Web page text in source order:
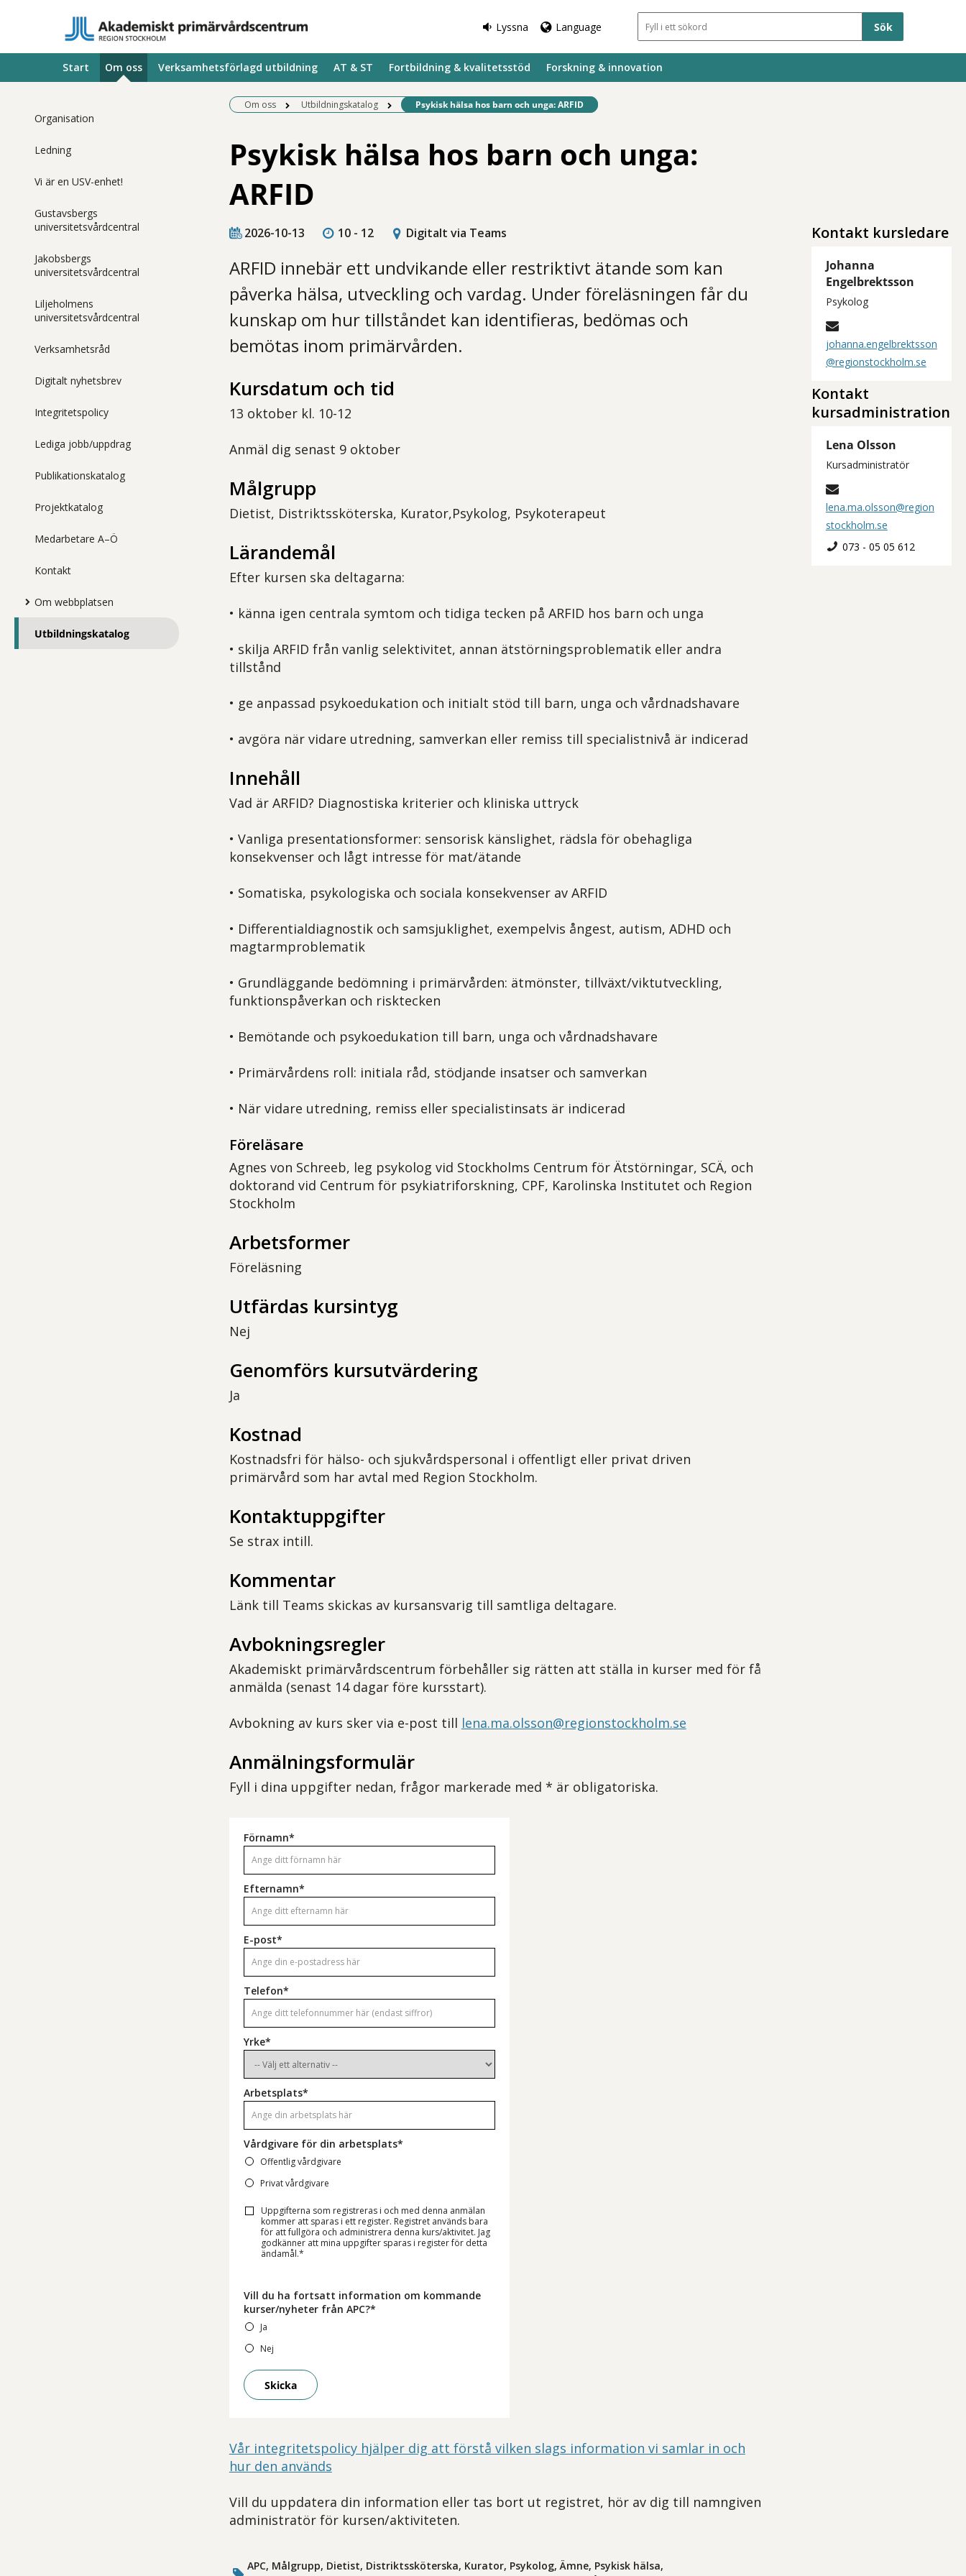
Lyssna Language Sökfält
Start Om oss Verksamhetsförlagd utbildning AT & ST Fortbildning & kvalitetsstöd Forskning & innovation
Organisation
Ledning
Vi är en USV-enhet!
Gustavsbergs
universitetsvårdcentral
Jakobsbergs
universitetsvårdcentral
Liljeholmens
universitetsvårdcentral
Verksamhetsråd
Digitalt nyhetsbrev
Integritetspolicy
Lediga jobb/uppdrag
Publikationskatalog
Projektkatalog
Medarbetare A–Ö
Kontakt
Om webbplatsen
Utbildningskatalog
Om oss Utbildningskatalog Befintlig sida:
Psykisk hälsa hos barn och unga: ARFID
Psykisk hälsa hos barn och unga:
ARFID
2026-10-13 10 - 12 Digitalt via Teams
ARFID innebär ett undvikande eller restriktivt ätande som kan
påverka hälsa, utveckling och vardag. Under föreläsningen får du
kunskap om hur tillståndet kan identifieras, bedömas och
bemötas inom primärvården.
Kursdatum och tid
13 oktober kl. 10-12
Anmäl dig senast 9 oktober
Målgrupp
Dietist, Distriktssköterska, Kurator,Psykolog, Psykoterapeut
Lärandemål
Efter kursen ska deltagarna:
• känna igen centrala symtom och tidiga tecken på ARFID hos barn och unga
• skilja ARFID från vanlig selektivitet, annan ätstörningsproblematik eller andra
tillstånd
• ge anpassad psykoedukation och initialt stöd till barn, unga och vårdnadshavare
• avgöra när vidare utredning, samverkan eller remiss till specialistnivå är indicerad
Innehåll
Vad är ARFID? Diagnostiska kriterier och kliniska uttryck
• Vanliga presentationsformer: sensorisk känslighet, rädsla för obehagliga
konsekvenser och lågt intresse för mat/ätande
• Somatiska, psykologiska och sociala konsekvenser av ARFID
• Differentialdiagnostik och samsjuklighet, exempelvis ångest, autism, ADHD och
magtarmproblematik
• Grundläggande bedömning i primärvården: ätmönster, tillväxt/viktutveckling,
funktionspåverkan och risktecken
• Bemötande och psykoedukation till barn, unga och vårdnadshavare
• Primärvårdens roll: initiala råd, stödjande insatser och samverkan
• När vidare utredning, remiss eller specialistinsats är indicerad
Föreläsare
Agnes von Schreeb, leg psykolog vid Stockholms Centrum för Ätstörningar, SCÄ, och
doktorand vid Centrum för psykiatriforskning, CPF, Karolinska Institutet och Region
Stockholm
Arbetsformer
Föreläsning
Utfärdas kursintyg
Nej
Genomförs kursutvärdering
Ja
Kostnad
Kostnadsfri för hälso- och sjukvårdspersonal i offentligt eller privat driven
primärvård som har avtal med Region Stockholm.
Kontaktuppgifter
Se strax intill.
Kommentar
Länk till Teams skickas av kursansvarig till samtliga deltagare.
Avbokningsregler
Akademiskt primärvårdscentrum förbehåller sig rätten att ställa in kurser med för få
anmälda (senast 14 dagar före kursstart).
Avbokning av kurs sker via e-post till lena.ma.olsson@regionstockholm.se
Anmälningsformulär
Fyll i dina uppgifter nedan, frågor markerade med * är obligatoriska.
Förnamn*
Efternamn*
E-post*
Telefon*
Yrke*
Arbetsplats*
Vårdgivare för din arbetsplats*
Offentlig vårdgivare
Privat vårdgivare
Uppgifterna som registreras i och med denna anmälan
kommer att sparas i ett register. Registret används bara
för att fullgöra och administrera denna kurs/aktivitet. Jag
godkänner att mina uppgifter sparas i register för detta
ändamål.*
Vill du ha fortsatt information om kommande
kurser/nyheter från APC?*
Ja
Nej
Skicka
Vår integritetspolicy hjälper dig att förstå vilken slags information vi samlar in och
hur den används
Vill du uppdatera din information eller tas bort ut registret, hör av dig till namngiven
administratör för kursen/aktiviteten.
APC, Målgrupp, Dietist, Distriktssköterska, Kurator, Psykolog, Ämne, Psykisk hälsa,
Kontakt kursledare
Johanna
Engelbrektsson
Psykolog
johanna.engelbrektsson
@regionstockholm.se
Kontakt
kursadministration
Lena Olsson
Kursadministratör
lena.ma.olsson@region
stockholm.se
073 - 05 05 612